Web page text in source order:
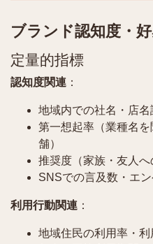
ブランド認知度・
定量的指標
認知度関連 ：
地域内での社名・店名
第一想起率（業種名
舗）
推奨度（家族・友人へ
SNSでの言及数・エ
利用行動関連 ：
地域住民の利用率・利